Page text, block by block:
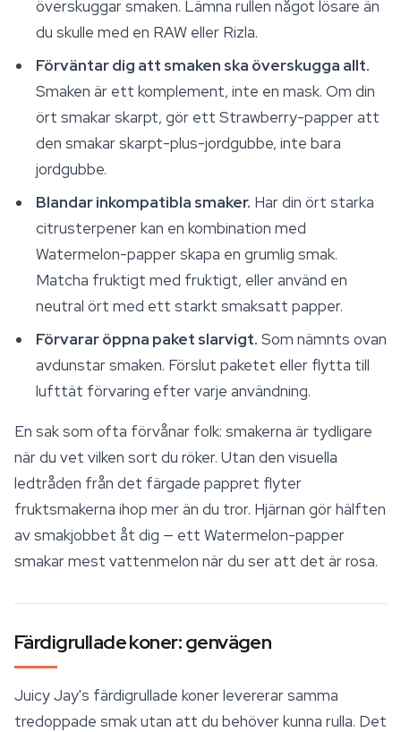
överskuggar smaken. Lämna rullen något lösare än
du skulle med en RAW eller Rizla.
Förväntar dig att smaken ska överskugga allt.
Smaken är ett komplement, inte en mask. Om din
ört smakar skarpt, gör ett Strawberry-papper att
den smakar skarpt-plus-jordgubbe, inte bara
jordgubbe.
Blandar inkompatibla smaker. Har din ört starka
citrusterpener kan en kombination med
Watermelon-papper skapa en grumlig smak.
Matcha fruktigt med fruktigt, eller använd en
neutral ört med ett starkt smaksatt papper.
Förvarar öppna paket slarvigt. Som nämnts ovan
avdunstar smaken. Förslut paketet eller flytta till
lufttät förvaring efter varje användning.
En sak som ofta förvånar folk: smakerna är tydligare
när du vet vilken sort du röker. Utan den visuella
ledtråden från det färgade pappret flyter
fruktsmakerna ihop mer än du tror. Hjärnan gör hälften
av smakjobbet åt dig — ett Watermelon-papper
smakar mest vattenmelon när du ser att det är rosa.
Färdigrullade koner: genvägen
Juicy Jay's färdigrullade koner levererar samma
tredoppade smak utan att du behöver kunna rulla. Det